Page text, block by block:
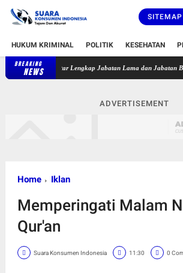
SITEMAP
HUKUM KRIMINAL POLITIK KESEHATAN
BREAKING
NEWS
Daftar Lengkap Jabatan Lama dan Jabatan Baru
ADVERTISEMENT
Home Iklan
Memperingati Malam
Qur'an
Suara Konsumen Indonesia 11:30 0